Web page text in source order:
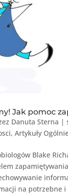
Jak pomoc
Danuta Sterna |
, Artykuły
Blake
na potrzebne